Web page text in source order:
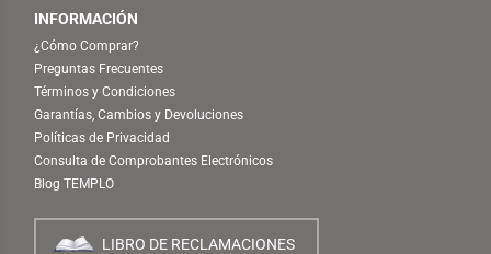
INFORMACIÓN
¿Cómo Comprar?
Preguntas Frecuentes
Términos y Condiciones
Garantías, Cambios y Devoluciones
Políticas de Privacidad
Consulta de Comprobantes Electrónicos
Blog TEMPLO
LIBRO DE RECLAMACIONES